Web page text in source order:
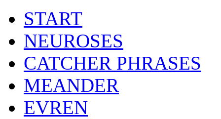
START
NEUROSES
CATCHER PHRASES
MEANDER
EVREN